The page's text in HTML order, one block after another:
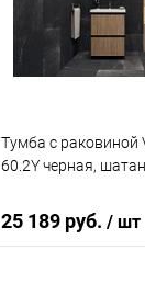
Тумба с раковиной
60.2Y черная,
25 189 руб. / шт